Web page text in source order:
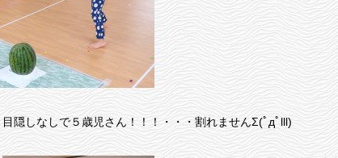
隠しなしで５歳児さん！！！・・・割れませんΣ(ﾟдﾟlll)